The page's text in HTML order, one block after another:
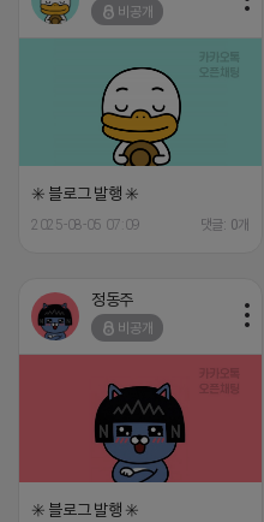
비공개
✳️ 블로그 발행 ✳️
2025-08-05 07:09 댓글: 0개
정동주
비공개
✳️ 블로그 발행 ✳️